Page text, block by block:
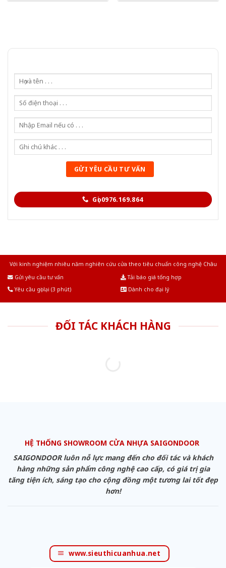
Gọi 0976.169.864
Với kinh nghiệm nhiêu năm nghiên cứu cửa theo tiêu chuẩn công nghệ Châu
Gửi yêu cầu tư vấn
Tải báo giá tổng hợp
Yêu cầu gọi lại (3 phút)
Dành cho đại lý
ĐỐI TÁC KHÁCH HÀNG
HỆ THỐNG SHOWROOM CỬA NHỰA SAIGONDOOR
SAIGONDOOR luôn nỗ lực mang đến cho đối tác và khách
hàng những sản phẩm công nghệ cao cấp, có giá trị gia
tăng tiện ích, sáng tạo cho cộng đồng một tương lai tốt đẹp
hơn!
www.sieuthicuanhua.net